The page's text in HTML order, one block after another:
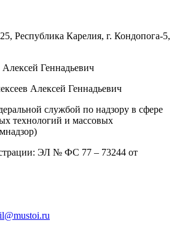
Республика Карелия, г. Кондопога-5,
Геннадьевич
Алексей Геннадьевич
службой по надзору в сфере
технологий и массовых
ЭЛ № ФС 77 – 73244 от